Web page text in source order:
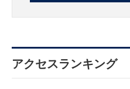
アクセスランキング